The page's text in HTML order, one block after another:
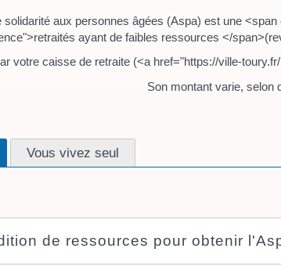
solidarité aux personnes âgées (Aspa) est une
ayant de faibles ressources </
votre caisse de retraite (<a href="https://ville-
Son montant varie, selon
Vous vivez seul
de ressources pour obtenir